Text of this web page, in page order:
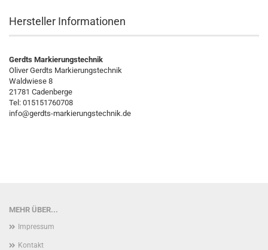
Hersteller Informationen
Gerdts Markierungstechnik
Oliver Gerdts Markierungstechnik
Waldwiese 8
21781 Cadenberge
Tel: 015151760708
info@gerdts-markierungstechnik.de
MEHR ÜBER...
Impressum
Kontakt